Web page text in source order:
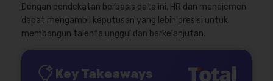
Dengan pendekatan berbasis data ini, HR dan manajemen
dapat mengambil keputusan yang lebih presisi untuk
membangun talenta unggul dan berkelanjutan.
Key Takeaways